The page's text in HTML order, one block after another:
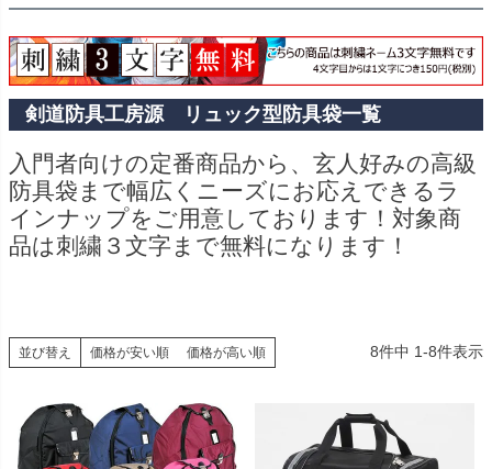
剣道防具工房源 リュック型防具袋一覧
入門者向けの定番商品から、玄人好みの高級
防具袋まで幅広くニーズにお応えできるラ
インナップをご用意しております！対象商
品は刺繍３文字まで無料になります！
並び替え 価格が安い順 価格が高い順 8件中 1-8件表示